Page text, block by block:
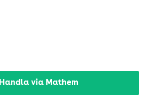
Handla via Mathem